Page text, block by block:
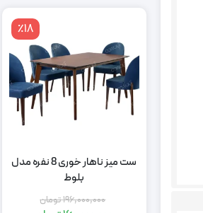
158,000,000
بود.
129,000,000
٪18
ست میز ناهار خوری 8 نفره مدل
بلوط
196,000,000تومان